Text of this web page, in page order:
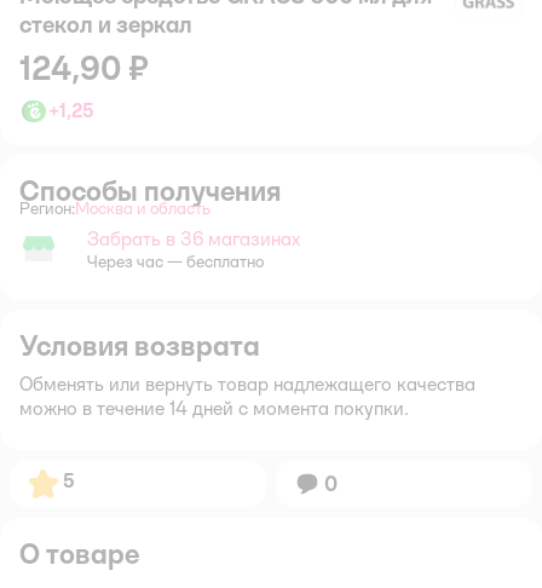
стекол и зеркал
124,90 ₽
+1,25
Способы получения
Регион: Выбор адреса доставки.
Москва и область
Забрать в магазине
Забрать в 36 магазинах
Через час — бесплатно
Условия возврата
Обменять или вернуть товар надлежащего качества
можно в течение 14 дней с момента покупки.
Рейтинг:
5 Вопросов:
0
О товаре